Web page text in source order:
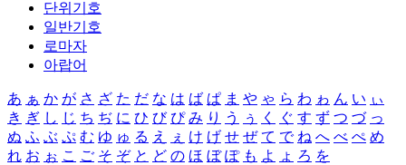
단위기호
일반기호
로마자
아랍어
あ ぁ か が さ ざ た だ な は ば ぱ ま や ゃ ら わ ゎ ん い ぃ
き ぎ し じ ち ぢ に ひ び ぴ み り う ぅ く ぐ す ず つ づ っ
ぬ ふ ぶ ぷ む ゆ ゅ る え ぇ け げ せ ぜ て で ね へ べ ぺ め
れ お ぉ こ ご そ ぞ と ど の ほ ぼ ぽ も よ ょ ろ を